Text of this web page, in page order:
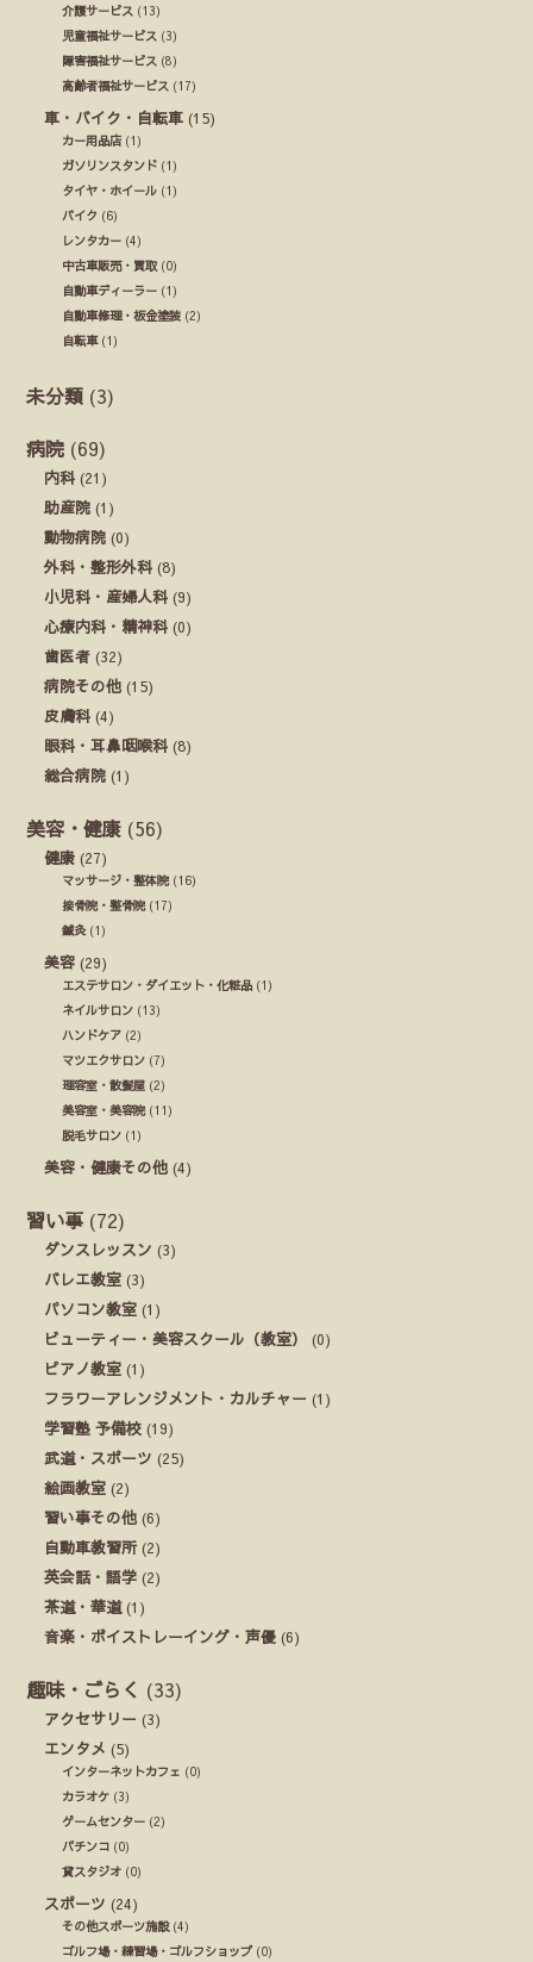
介護サービス (13)
児童福祉サービス (3)
障害福祉サービス (8)
高齢者福祉サービス (17)
車・バイク・自転車 (15)
カー用品店 (1)
ガソリンスタンド (1)
タイヤ・ホイール (1)
バイク (6)
レンタカー (4)
中古車販売・買取 (0)
自動車ディーラー (1)
自動車修理・板金塗装 (2)
自転車(1)
未分類 (3)
病院 (69)
内科 (21)
助産院 (1)
動物病院 (0)
外科・整形外科 (8)
小児科・産婦人科 (9)
心療内科・精神科 (0)
歯医者 (32)
病院その他 (15)
皮膚科 (4)
眼科・耳鼻咽喉科 (8)
総合病院 (1)
美容・健康 (56)
健康 (27)
マッサージ・整体院(16)
接骨院・整骨院(17)
鍼灸(1)
美容 (29)
エステサロン・ダイエット・化粧品 (1)
ネイルサロン (13)
ハンドケア (2)
マツエクサロン (7)
理容室・散髪屋 (2)
美容室・美容院(11)
脱毛サロン (1)
美容・健康その他 (4)
習い事 (72)
ダンスレッスン (3)
バレエ教室 (3)
パソコン教室 (1)
ビューティー・美容スクール（教室）
(0)
ピアノ教室 (1)
フラワーアレンジメント・カルチャー (1)
学習塾 予備校 (19)
武道・スポーツ (25)
絵画教室 (2)
習い事その他 (6)
自動車教習所(2)
英会話・語学 (2)
茶道・華道(1)
音楽・ボイストレーイング・声優 (6)
趣味・ごらく (33)
アクセサリー (3)
エンタメ (5)
インターネットカフェ (0)
カラオケ (3)
ゲームセンター (2)
パチンコ (0)
貸スタジオ (0)
スポーツ (24)
その他スポーツ施設(4)
ゴルフ場・練習場・ゴルフショップ(0)